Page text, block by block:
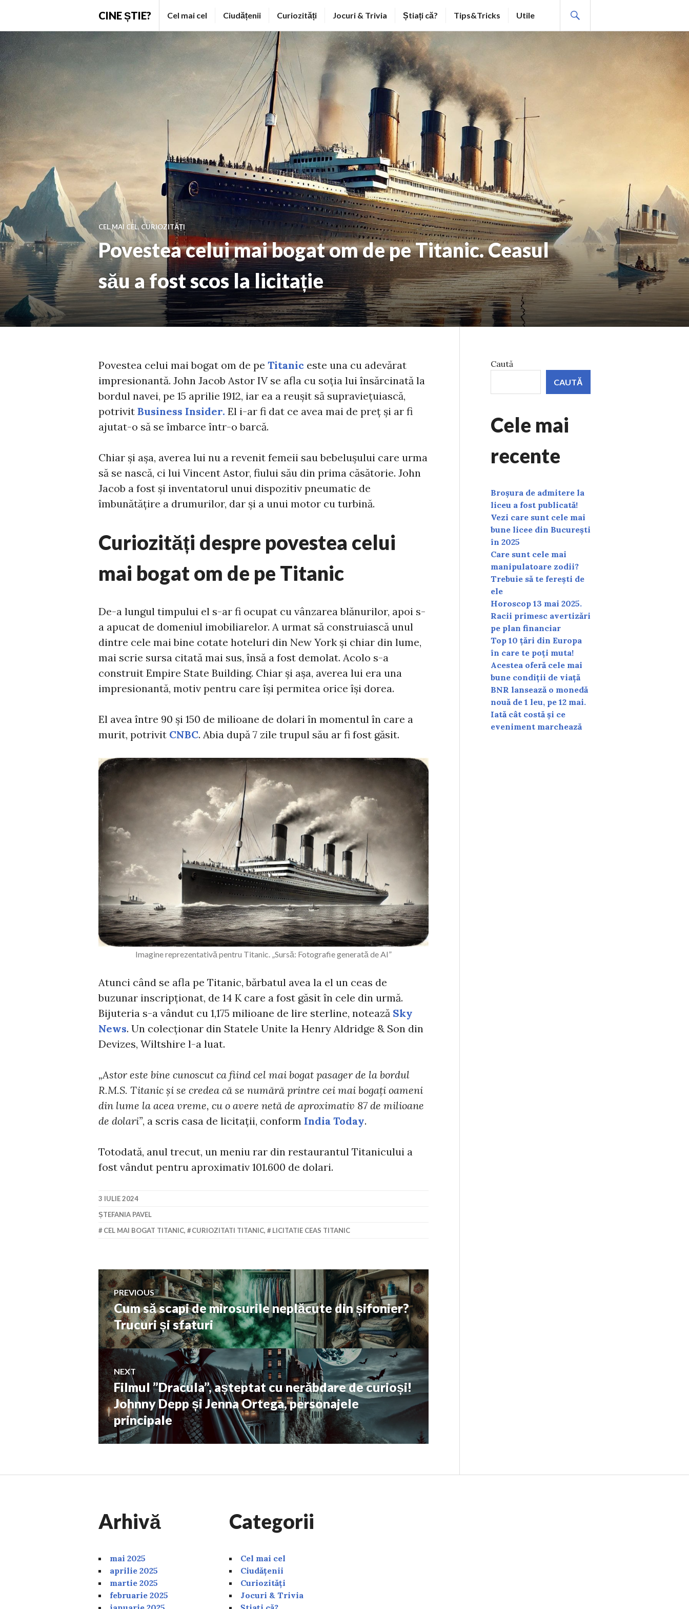
content
CINE ȘTIE? Cel mai cel Ciudățenii Curiozități Jocuri & Trivia Știați că? Tips&Tricks Utile
CEL MAI CEL, CURIOZITĂȚI
Povestea celui mai bogat om de pe Titanic. Ceasul
său a fost scos la licitație
Povestea celui mai bogat om de pe Titanic este una cu adevărat
impresionantă. John Jacob Astor IV se afla cu soția lui însărcinată la
bordul navei, pe 15 aprilie 1912, iar ea a reușit să supraviețuiască,
potrivit Business Insider. El i-ar fi dat ce avea mai de preț și ar fi
ajutat-o să se îmbarce într-o barcă.
Chiar și așa, averea lui nu a revenit femeii sau bebelușului care urma
să se nască, ci lui Vincent Astor, fiului său din prima căsătorie. John
Jacob a fost și inventatorul unui dispozitiv pneumatic de
îmbunătățire a drumurilor, dar și a unui motor cu turbină.
Curiozități despre povestea celui
mai bogat om de pe Titanic
De-a lungul timpului el s-ar fi ocupat cu vânzarea blănurilor, apoi s-
a apucat de domeniul imobiliarelor. A urmat să construiască unul
dintre cele mai bine cotate hoteluri din New York și chiar din lume,
mai scrie sursa citată mai sus, însă a fost demolat. Acolo s-a
construit Empire State Building. Chiar și așa, averea lui era una
impresionantă, motiv pentru care își permitea orice își dorea.
El avea între 90 și 150 de milioane de dolari în momentul în care a
murit, potrivit CNBC. Abia după 7 zile trupul său ar fi fost găsit.
Imagine reprezentativă pentru Titanic. „Sursă: Fotografie generată de AI”
Atunci când se afla pe Titanic, bărbatul avea la el un ceas de
buzunar inscripționat, de 14 K care a fost găsit în cele din urmă.
Bijuteria s-a vândut cu 1,175 milioane de lire sterline, notează Sky
News. Un colecționar din Statele Unite la Henry Aldridge & Son din
Devizes, Wiltshire l-a luat.
„Astor este bine cunoscut ca fiind cel mai bogat pasager de la bordul
R.M.S. Titanic și se credea că se numără printre cei mai bogați oameni
din lume la acea vreme, cu o avere netă de aproximativ 87 de milioane
de dolari”, a scris casa de licitații, conform India Today.
Totodată, anul trecut, un meniu rar din restaurantul Titanicului a
fost vândut pentru aproximativ 101.600 de dolari.
3 IULIE 2024
ȘTEFANIA PAVEL
CEL MAI BOGAT TITANIC, CURIOZITATI TITANIC, LICITATIE CEAS TITANIC
Navigare
în
articole
PREVIOUS
Previous
post:
Cum să scapi de mirosurile neplăcute din șifonier?
Trucuri și sfaturi
NEXT
Next
post:
Filmul ”Dracula”, așteptat cu nerăbdare de curioși!
Johnny Depp și Jenna Ortega, personajele
principale
Caută
CAUTĂ
Cele mai
recente
Broșura de admitere la
liceu a fost publicată!
Vezi care sunt cele mai
bune licee din București
în 2025
Care sunt cele mai
manipulatoare zodii?
Trebuie să te ferești de
ele
Horoscop 13 mai 2025.
Racii primesc avertizări
pe plan financiar
Top 10 țări din Europa
în care te poți muta!
Acestea oferă cele mai
bune condiții de viață
BNR lansează o monedă
nouă de 1 leu, pe 12 mai.
Iată cât costă și ce
eveniment marchează
Arhivă
mai 2025
aprilie 2025
martie 2025
februarie 2025
Categorii
Cel mai cel
Ciudățenii
Curiozități
Jocuri & Trivia